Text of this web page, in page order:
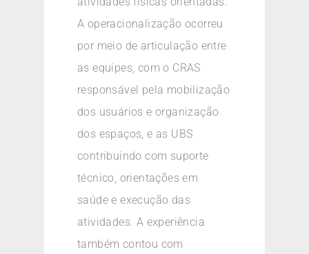
A operacionalização ocorreu
por meio de articulação entre
as equipes, com o CRAS
responsável pela mobilização
dos usuários e organização
dos espaços, e as UBS
contribuindo com suporte
técnico, orientações em
saúde e execução das
atividades. A experiência
também contou com